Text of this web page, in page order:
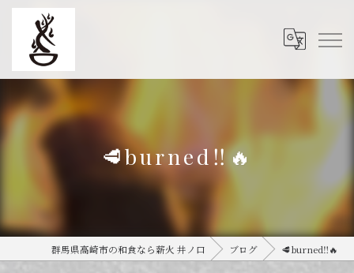
🥩burned‼︎🔥
群馬県高崎市の和食なら薪火 井ノ口 ブログ 🥩burned‼︎🔥